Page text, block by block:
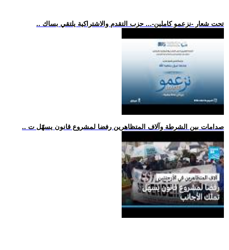
.. تحت شعار -نزعمو كاملين-... حزب التقدم والاشتراكية يلتقي بساك
.. صدامات بين الشرطة وآلاف المتظاهرين رفضا لمشروع قانون يسهّل ت